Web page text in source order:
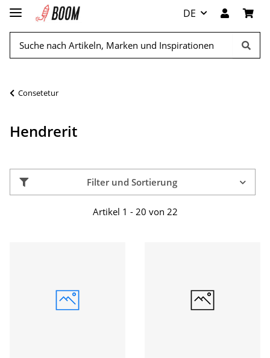
DE
Consetetur
Hendrerit
Filter und Sortierung
Artikel 1 - 20 von 22